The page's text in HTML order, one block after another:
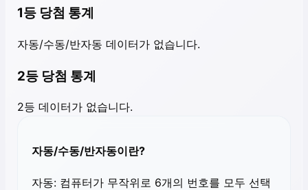
1등 당첨 통계
자동/수동/반자동 데이터가 없습니다.
2등 당첨 통계
2등 데이터가 없습니다.
자동/수동/반자동이란?
자동: 컴퓨터가 무작위로 6개의 번호를 모두 선택